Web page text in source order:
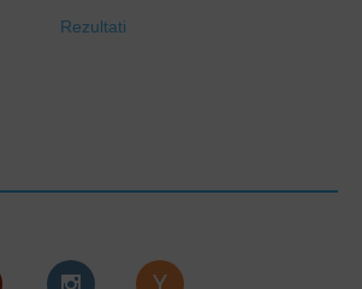
Rezultati